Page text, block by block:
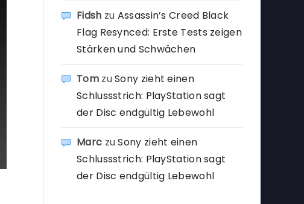
Fidsh zu Assassin’s Creed Black
Flag Resynced: Erste Tests zeigen
Stärken und Schwächen
TomzuSony zieht einen
Schlussstrich: PlayStation sagt
der Disc endgültig Lebewohl
Marc zuSony zieht einen
Schlussstrich: PlayStation sagt
der Disc endgültig Lebewohl